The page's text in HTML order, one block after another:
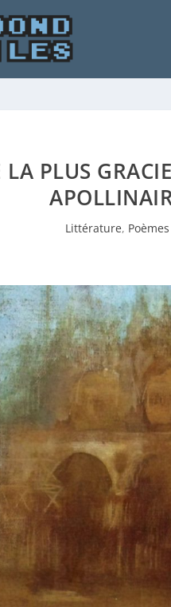
PLUS
Littérature, Poèmes